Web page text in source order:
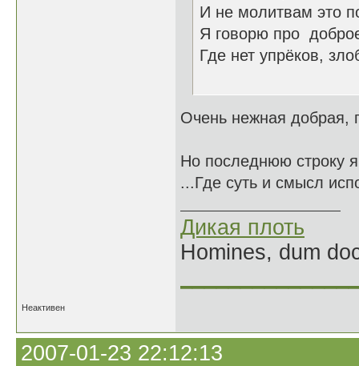
И не молитвам это
Я говорю про
Где нет упрёков,
Очень нежная добрая,
Но последнюю строку
...Где суть и смысл
Дикая плоть
Homines, dum
Неактивен
2007-01-23 22:12:13